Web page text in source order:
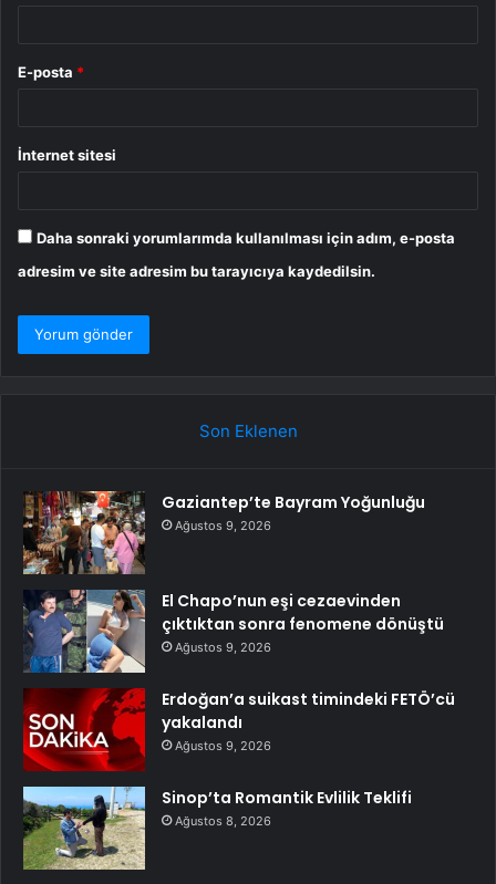
E-posta *
İnternet sitesi
Daha sonraki yorumlarımda kullanılması için adım, e-posta
adresim ve site adresim bu tarayıcıya kaydedilsin.
Son Eklenen
Gaziantep’te Bayram Yoğunluğu
Ağustos 9, 2026
El Chapo’nun eşi cezaevinden
çıktıktan sonra fenomene dönüştü
Ağustos 9, 2026
Erdoğan’a suikast timindeki FETÖ’cü
yakalandı
Ağustos 9, 2026
Sinop’ta Romantik Evlilik Teklifi
Ağustos 8, 2026